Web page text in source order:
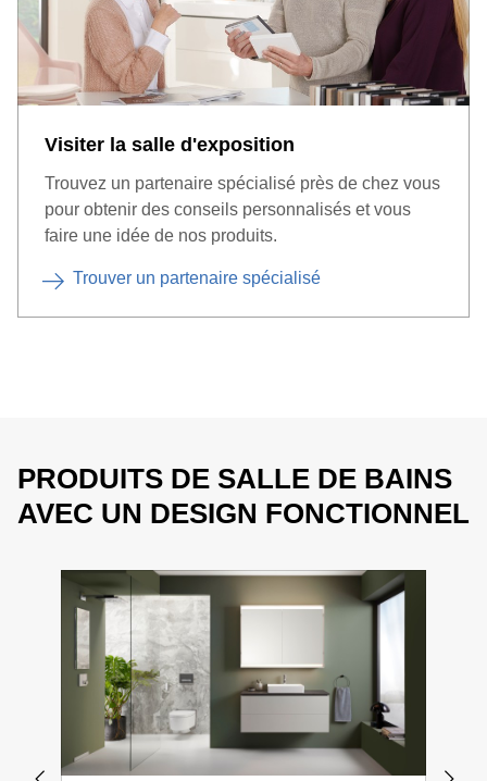
Visiter la salle d'exposition
Trouvez un partenaire spécialisé près de chez vous
pour obtenir des conseils personnalisés et vous
faire une idée de nos produits.
Trouver un partenaire spécialisé
PRODUITS DE SALLE DE BAINS
AVEC UN DESIGN FONCTIONNEL